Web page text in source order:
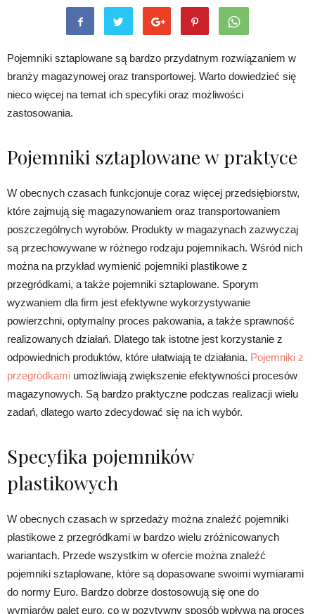
Pojemniki sztaplowane są bardzo przydatnym rozwiązaniem w
branży magazynowej oraz transportowej. Warto dowiedzieć się
nieco więcej na temat ich specyfiki oraz możliwości
zastosowania.
Pojemniki sztaplowane w praktyce
W obecnych czasach funkcjonuje coraz więcej przedsiębiorstw,
które zajmują się magazynowaniem oraz transportowaniem
poszczególnych wyrobów. Produkty w magazynach zazwyczaj
są przechowywane w różnego rodzaju pojemnikach. Wśród nich
można na przykład wymienić pojemniki plastikowe z
przegródkami, a także pojemniki sztaplowane. Sporym
wyzwaniem dla firm jest efektywne wykorzystywanie
powierzchni, optymalny proces pakowania, a także sprawność
realizowanych działań. Dlatego tak istotne jest korzystanie z
odpowiednich produktów, które ułatwiają te działania. Pojemniki z
przegródkami umożliwiają zwiększenie efektywności procesów
magazynowych. Są bardzo praktyczne podczas realizacji wielu
zadań, dlatego warto zdecydować się na ich wybór.
Specyfika pojemników
plastikowych
W obecnych czasach w sprzedaży można znaleźć pojemniki
plastikowe z przegródkami w bardzo wielu zróżnicowanych
wariantach. Przede wszystkim w ofercie można znaleźć
pojemniki sztaplowane, które są dopasowane swoimi wymiarami
do normy Euro. Bardzo dobrze dostosowują się one do
wymiarów palet euro, co w pozytywny sposób wpływa na proces